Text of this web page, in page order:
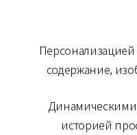
содержание,
Динамическими
историей